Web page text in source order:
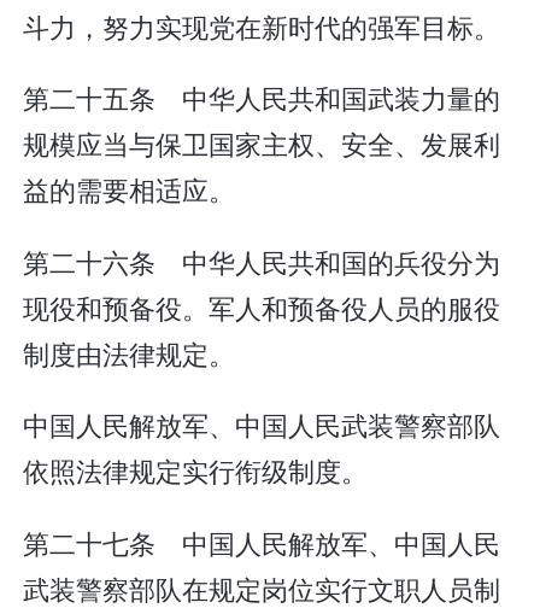
斗力，努力实现党在新时代的强军目标。
第二十五条 中华人民共和国武装力量的
规模应当与保卫国家主权、安全、发展利
益的需要相适应。
第二十六条 中华人民共和国的兵役分为
现役和预备役。军人和预备役人员的服役
制度由法律规定。
中国人民解放军、中国人民武装警察部队
依照法律规定实行衔级制度。
第二十七条 中国人民解放军、中国人民
武装警察部队在规定岗位实行文职人员制